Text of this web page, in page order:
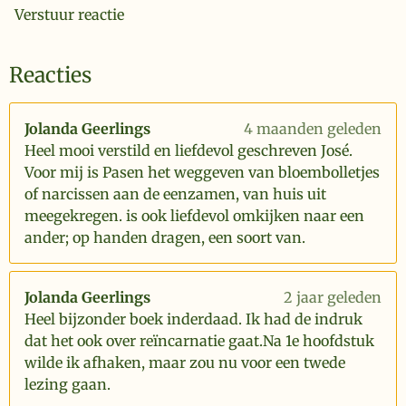
Verstuur reactie
Reacties
Jolanda Geerlings
4 maanden geleden
Heel mooi verstild en liefdevol geschreven José.
Voor mij is Pasen het weggeven van bloembolletjes
of narcissen aan de eenzamen, van huis uit
meegekregen. is ook liefdevol omkijken naar een
ander; op handen dragen, een soort van.
Jolanda Geerlings
2 jaar geleden
Heel bijzonder boek inderdaad. Ik had de indruk
dat het ook over reïncarnatie gaat.Na 1e hoofdstuk
wilde ik afhaken, maar zou nu voor een twede
lezing gaan.